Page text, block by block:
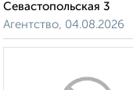
Севастопольская 3
Агентство, 04.08.2026